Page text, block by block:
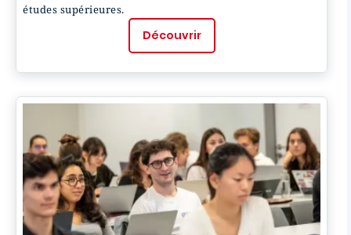
études supérieures.
Découvrir